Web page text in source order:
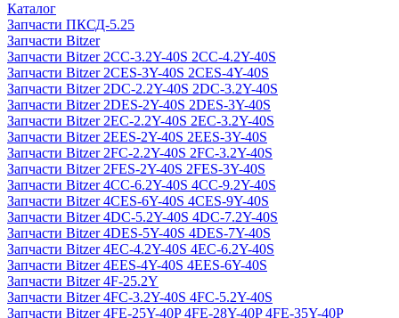
Каталог
Запчасти ПКСД-5.25
Запчасти Bitzer
Запчасти Bitzer 2CC-3.2Y-40S 2CC-4.2Y-40S
Запчасти Bitzer 2CES-3Y-40S 2CES-4Y-40S
Запчасти Bitzer 2DC-2.2Y-40S 2DC-3.2Y-40S
Запчасти Bitzer 2DES-2Y-40S 2DES-3Y-40S
Запчасти Bitzer 2EC-2.2Y-40S 2EC-3.2Y-40S
Запчасти Bitzer 2EES-2Y-40S 2EES-3Y-40S
Запчасти Bitzer 2FC-2.2Y-40S 2FC-3.2Y-40S
Запчасти Bitzer 2FES-2Y-40S 2FES-3Y-40S
Запчасти Bitzer 4CC-6.2Y-40S 4CC-9.2Y-40S
Запчасти Bitzer 4CES-6Y-40S 4CES-9Y-40S
Запчасти Bitzer 4DC-5.2Y-40S 4DC-7.2Y-40S
Запчасти Bitzer 4DES-5Y-40S 4DES-7Y-40S
Запчасти Bitzer 4EC-4.2Y-40S 4EC-6.2Y-40S
Запчасти Bitzer 4EES-4Y-40S 4EES-6Y-40S
Запчасти Bitzer 4F-25.2Y
Запчасти Bitzer 4FC-3.2Y-40S 4FC-5.2Y-40S
Запчасти Bitzer 4FE-25Y-40P 4FE-28Y-40P 4FE-35Y-40P